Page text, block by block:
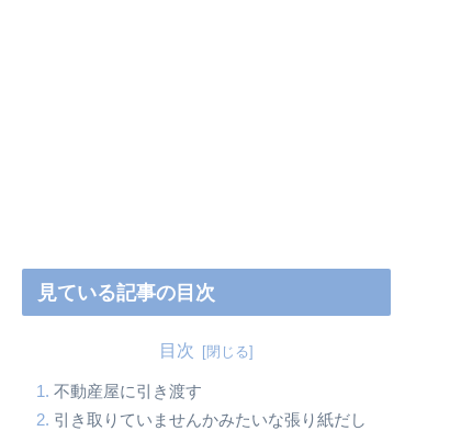
見ている記事の目次
目次
不動産屋に引き渡す
引き取りていませんかみたいな張り紙だし